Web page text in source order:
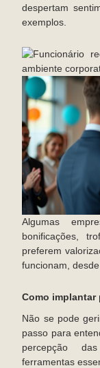
despertam
exemplos.
Algumas
bonificações,
preferem
funcionam,
Como implantar
Não se pode
passo para
percepção
ferramentas